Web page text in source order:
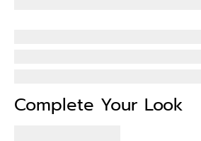
Complete Your Look